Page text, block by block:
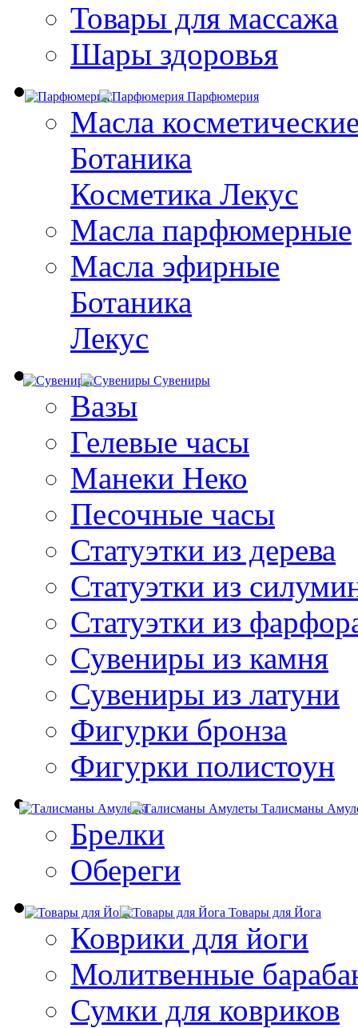
Товары для массажа
Шары здоровья
Парфюмерия
Масла
Ботаника
Косметика Лекус
Масла парфюмерные
Масла эфирные
Ботаника
Лекус
Сувениры
Вазы
Гелевые часы
Манеки Неко
Песочные часы
Статуэтки из дерева
Статуэтки из
Статуэтки из
Сувениры из камня
Сувениры из латуни
Фигурки бронза
Фигурки полистоун
Талисманы
Брелки
Обереги
Товары для Йога
Коврики для йоги
Молитвенные
Сумки для ковриков